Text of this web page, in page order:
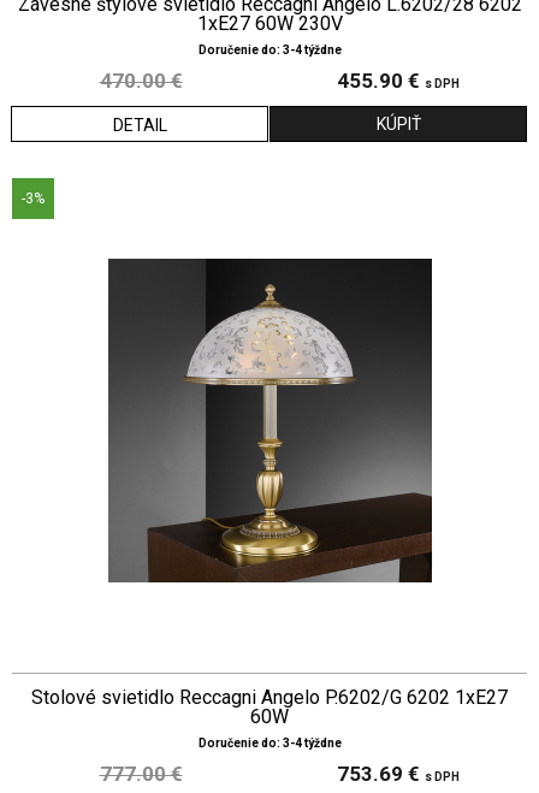
1xE27 60W 230V
Doručenie do: 3-4 týždne
470.00 € 455.90 € s DPH
DETAIL
-3%
Stolové svietidlo Reccagni Angelo P.6202/G 6202 1xE27
60W
Doručenie do: 3-4 týždne
777.00 € 753.69 € s DPH